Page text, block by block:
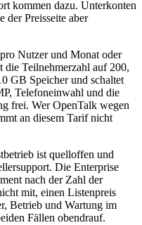
kommen dazu. Unterkonten
der Preisseite aber
Nutzer und Monat oder
die Teilnehmerzahl auf 200,
GB Speicher und schaltet
Telefoneinwahl und die
frei. Wer OpenTalk wegen
an diesem Tarif nicht
ist quelloffen und
Die Enterprise
nach der Zahl der
mit, einen Listenpreis
Betrieb und Wartung im
Fällen obendrauf.